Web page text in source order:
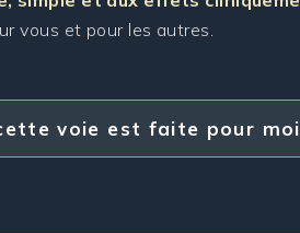
vous et pour les autres.
voie est faite pour